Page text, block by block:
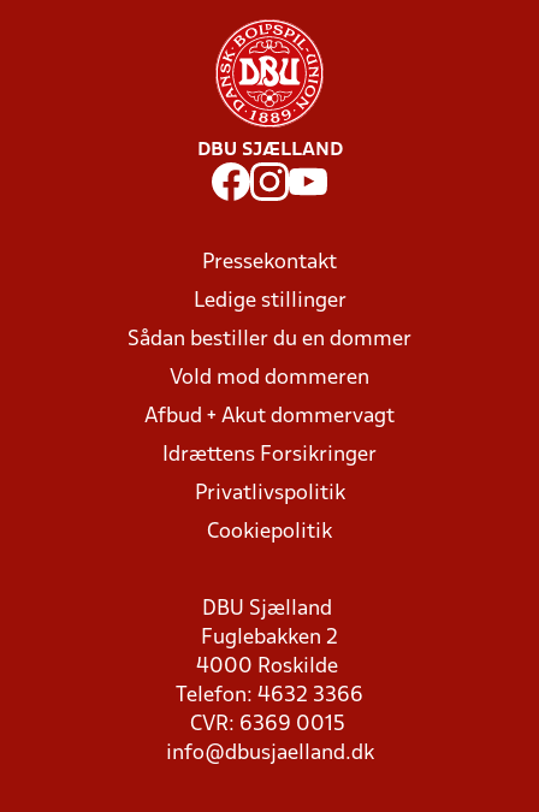
DBU SJÆLLAND
Pressekontakt
Ledige stillinger
Sådan bestiller du en dommer
Vold mod dommeren
Afbud + Akut dommervagt
Idrættens Forsikringer
Privatlivspolitik
Cookiepolitik
DBU Sjælland
Fuglebakken 2
4000 Roskilde
Telefon: 4632 3366
CVR: 6369 0015
info@dbusjaelland.dk